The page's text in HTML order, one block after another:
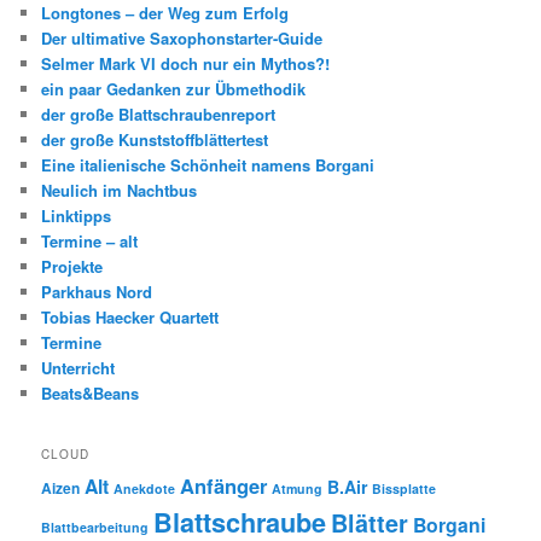
Longtones – der Weg zum Erfolg
Der ultimative Saxophonstarter-Guide
Selmer Mark VI doch nur ein Mythos?!
ein paar Gedanken zur Übmethodik
der große Blattschraubenreport
der große Kunststoffblättertest
Eine italienische Schönheit namens Borgani
Neulich im Nachtbus
Linktipps
Termine – alt
Projekte
Parkhaus Nord
Tobias Haecker Quartett
Termine
Unterricht
Beats&Beans
CLOUD
Aizen Alt Anekdote Anfänger Atmung B.Air Bissplatte
Blattbearbeitung BlattschraubeBlätter Borgani